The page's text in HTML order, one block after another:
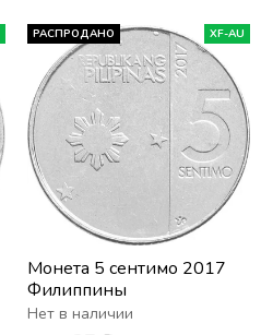
РАСПРОДАНО XF-AU
Монета 5 сентимо 2017
Филиппины
Нет в наличии